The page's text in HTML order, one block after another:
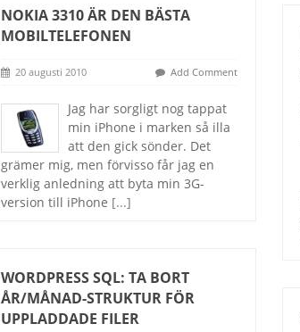
NOKIA 3310 ÄR DEN BÄSTA
MOBILTELEFONEN
20 augusti 2010 Add Comment
Jag har sorgligt nog tappat
min iPhone i marken så illa
att den gick sönder. Det
grämer mig, men förvisso får jag en
verklig anledning att byta min 3G-
version till iPhone [...]
WORDPRESS SQL: TA BORT
ÅR/MÅNAD-STRUKTUR FÖR
UPPLADDADE FILER